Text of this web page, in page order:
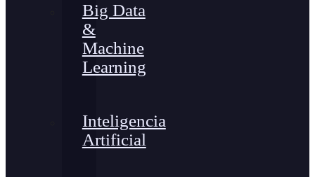
Big Data
&
Machine
Learning
Inteligencia
Artificial